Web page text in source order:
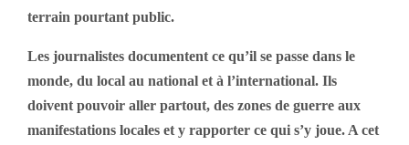
terrain pourtant public.
Les journalistes documentent ce qu’il se passe dans le
monde, du local au national et à l’international. Ils
doivent pouvoir aller partout, des zones de guerre aux
manifestations locales et y rapporter ce qui s’y joue. A cet